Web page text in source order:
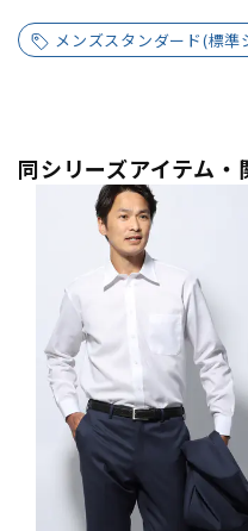
メンズスタンダード(標準
同シリーズアイテム・